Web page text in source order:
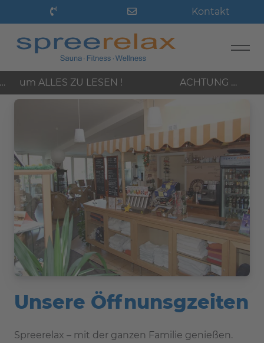
Kontakt
Unsere Öffnunsgzeiten
Spreerelax – mit der ganzen Familie genießen.
ZU LESEN ! ACHTUNG …
auch wir machen ‚mal Urlaub…